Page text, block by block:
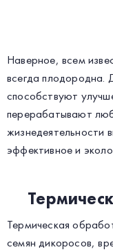
Наверное, всем
всегда плодородна.
способствуют
перерабатывают
жизнедеятельности
эффективное и
Термическая
семян дикоросов,